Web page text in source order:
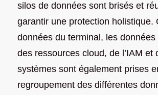
silos de données sont brisés et
garantir une protection holistique.
données du terminal, les données
des ressources cloud, de l’IAM et
systèmes sont également prises
regroupement des différentes